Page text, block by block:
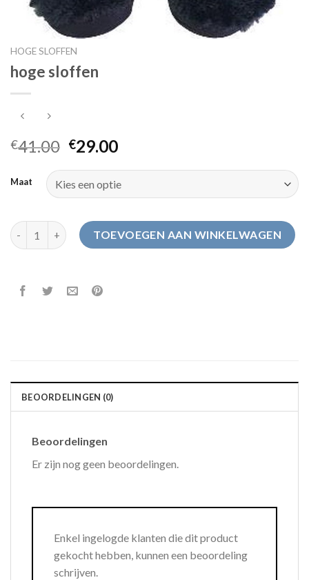
HOGE SLOFFEN
hoge sloffen
€41.00 €29.00
Maat
hoge sloffen aantalTOEVOEGEN AAN WINKELWAGEN
BEOORDELINGEN (0)
Beoordelingen
Er zijn nog geen beoordelingen.
Enkel ingelogde klanten die dit product
gekocht hebben, kunnen een beoordeling
schrijven.